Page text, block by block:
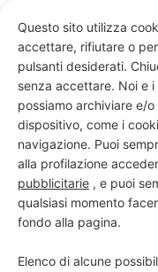
content
Questo sito utilizza
accettare, rifiutare o
pulsanti desiderati.
senza accettare. Noi e
possiamo archiviare e/
dispositivo, come i
navigazione. Puoi
alla profilazione
pubblicitarie , e puoi
qualsiasi momento
fondo alla pagina.
Elenco di alcune